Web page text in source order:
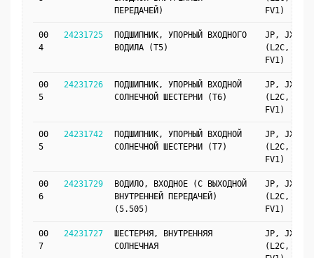
ПЕРЕДАЧЕЙ)
FV1)
00
4
24231725
ПОДШИПНИК, УПОРНЫЙ ВХОДНОГО
ВОДИЛА (T5)
JP, JX69
(L2C, MH9,
FV1)
00
5
24231726
ПОДШИПНИК, УПОРНЫЙ ВХОДНОЙ
СОЛНЕЧНОЙ ШЕСТЕРНИ (T6)
JP, JX69
(L2C, MH9,
FV1)
00
5
24231742
ПОДШИПНИК, УПОРНЫЙ ВХОДНОЙ
СОЛНЕЧНОЙ ШЕСТЕРНИ (T7)
JP, JX69
(L2C, MH9,
FV1)
00
6
24231729
ВОДИЛО, ВХОДНОЕ (С ВЫХОДНОЙ
ВНУТРЕННЕЙ ПЕРЕДАЧЕЙ)
(5.505)
JP, JX69
(L2C, MH9,
FV1)
00
7
24231727
ШЕСТЕРНЯ, ВНУТРЕННЯЯ
СОЛНЕЧНАЯ
JP, JX69
(L2C, MH9,